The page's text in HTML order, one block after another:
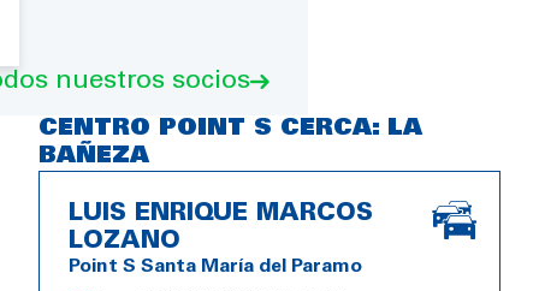
nuestros socios
CENTRO POINT S CERCA: LA
BAÑEZA
LUIS ENRIQUE MARCOS
LOZANO
Point S Santa María del Paramo